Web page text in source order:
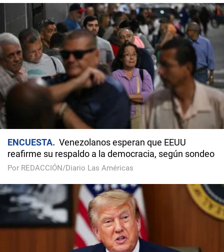
ENCUESTA
Venezolanos esperan que EEUU
reafirme su respaldo a la democracia, según sondeo
Por REDACCIÓN/Diario Las Américas